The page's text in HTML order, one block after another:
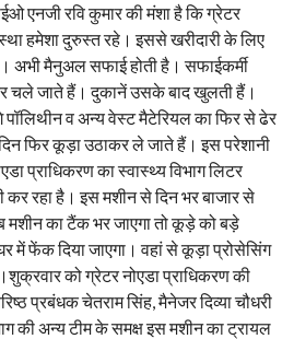
एनजी रवि कुमार की मंशा है कि ग्रेटर
हमेशा दुरुस्त रहे। इससे खरीदारी के लिए
अभी मैनुअल सफाई होती है। सफाईकर्मी
चले जाते हैं। दुकानें उसके बाद खुलती हैं।
व अन्य वेस्ट मैटेरियल का फिर से ढेर
फिर कूड़ा उठाकर ले जाते हैं। इस परेशानी
प्राधिकरण का स्वास्थ्य विभाग लिटर
कर रहा है। इस मशीन से दिन भर बाजार से
मशीन का टैंक भर जाएगा तो कूड़े को बड़े
में फेंक दिया जाएगा। वहां से कूड़ा प्रोसेसिंग
को ग्रेटर नोएडा प्राधिकरण की
प्रबंधक चेतराम सिंह, मैनेजर दिव्या चौधरी
की अन्य टीम के समक्ष इस मशीन का ट्रायल